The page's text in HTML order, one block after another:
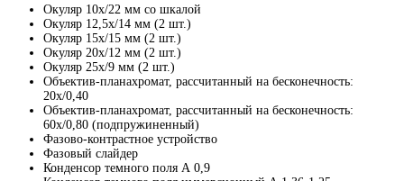
Окуляр 10х/22 мм со шкалой
Окуляр 12,5x/14 мм (2 шт.)
Окуляр 15х/15 мм (2 шт.)
Окуляр 20х/12 мм (2 шт.)
Окуляр 25х/9 мм (2 шт.)
Объектив-планахромат, рассчитанный на бесконечность:
20х/0,40
Объектив-планахромат, рассчитанный на бесконечность:
60х/0,80 (подпружиненный)
Фазово-контрастное устройство
Фазовый слайдер
Конденсор темного поля А 0,9